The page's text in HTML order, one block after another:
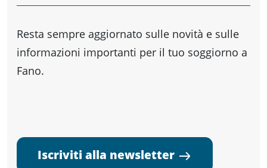
Resta sempre aggiornato sulle novità e sulle
informazioni importanti per il tuo soggiorno a
Fano.
Iscriviti alla newsletter